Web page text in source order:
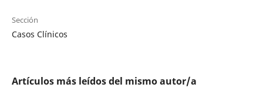
Sección
Casos Clínicos
Artículos más leídos del mismo autor/a